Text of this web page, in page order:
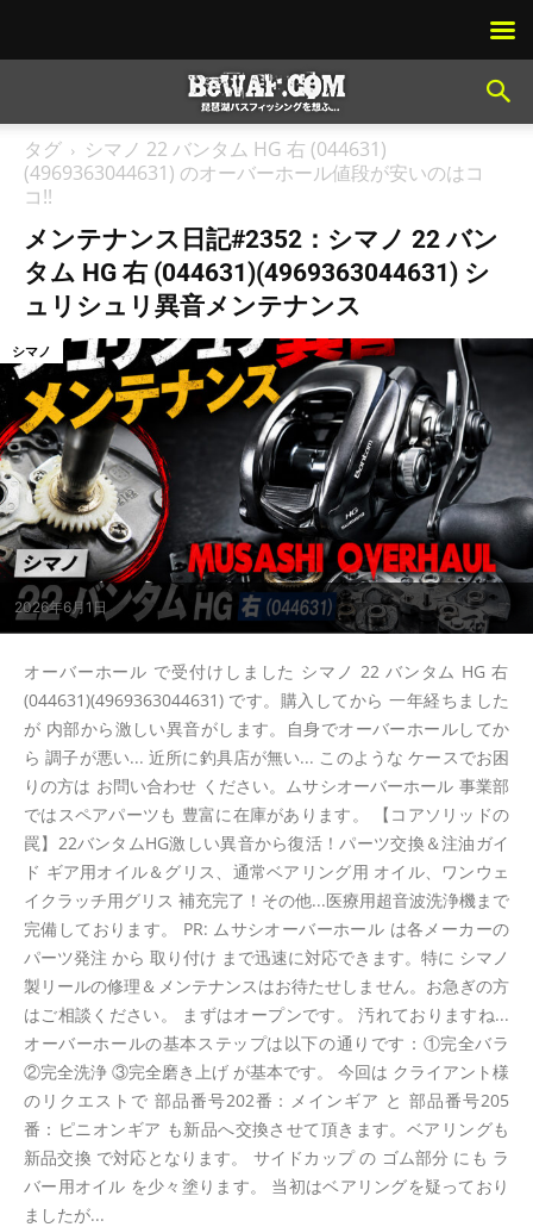
タグ
シマノ 22 バンタム HG 右 (044631)
(4969363044631) のオーバーホール値段が安いのはコ
コ!!
メンテナンス日記#2352：シマノ 22 バン
タム HG 右 (044631)(4969363044631) シ
ュリシュリ異音メンテナンス
2026年6月1日
シマノ
オーバーホール で受付けしました シマノ 22 バンタム HG 右
(044631)(4969363044631) です。購入してから 一年経ちました
が 内部から激しい異音がします。自身でオーバーホールしてか
ら 調子が悪い... 近所に釣具店が無い... このような ケースでお困
りの方は お問い合わせ ください。ムサシオーバーホール 事業部
ではスペアパーツも 豊富に在庫があります。 【コアソリッドの
罠】22バンタムHG激しい異音から復活！パーツ交換＆注油ガイ
ド ギア用オイル＆グリス、通常ベアリング用 オイル、ワンウェ
イクラッチ用グリス 補充完了！その他...医療用超音波洗浄機まで
完備しております。 PR: ムサシオーバーホール は各メーカーの
パーツ発注 から 取り付け まで迅速に対応できます。特に シマノ
製リールの修理＆メンテナンスはお待たせしません。お急ぎの方
はご相談ください。 まずはオープンです。 汚れておりますね...
オーバーホールの基本ステップは以下の通りです：①完全バラ
②完全洗浄 ③完全磨き上げ が基本です。 今回は クライアント様
のリクエストで 部品番号202番：メインギア と 部品番号205
番：ピニオンギア も新品へ交換させて頂きます。ベアリングも
新品交換 で対応となります。 サイドカップ の ゴム部分 にも ラ
バー用オイル を少々塗ります。 当初はベアリングを疑っており
ましたが...